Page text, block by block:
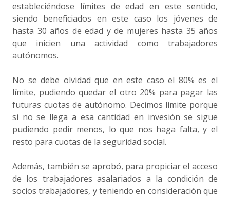
estableciéndose límites de edad en este sentido,
siendo beneficiados en este caso los jóvenes de
hasta 30 años de edad y de mujeres hasta 35 años
que inicien una actividad como trabajadores
autónomos.
No se debe olvidad que en este caso el 80% es el
límite, pudiendo quedar el otro 20% para pagar las
futuras cuotas de autónomo. Decimos límite porque
si no se llega a esa cantidad en invesión se sigue
pudiendo pedir menos, lo que nos haga falta, y el
resto para cuotas de la seguridad social.
Además, también se aprobó, para propiciar el acceso
de los trabajadores asalariados a la condición de
socios trabajadores, y teniendo en consideración que